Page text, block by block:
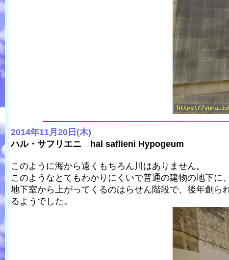
2014年11月20日(木)
ハル・サフリエニ hal saflieni Hypogeum
このように海から遠くもちろん川はありません。
このようなとてもわかりにくいで普通の建物の地下
地下室から上がってくるのはらせん階段で、後年創
るようでした。